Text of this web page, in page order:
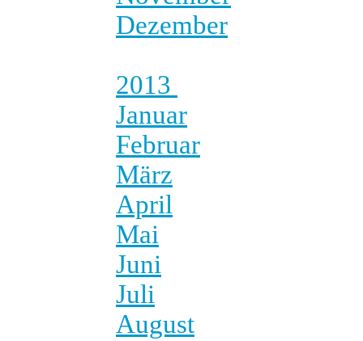
Dezember
2013
Januar
Februar
März
April
Mai
Juni
Juli
August